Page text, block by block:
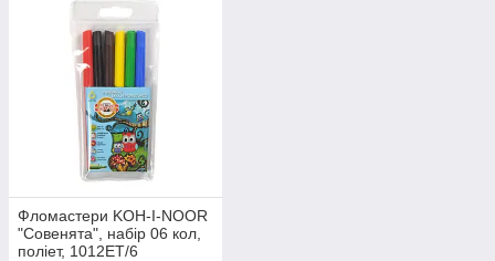
Фломастери KOH-I-NOOR
"Совенята", набір 06 кол,
поліет, 1012ET/6